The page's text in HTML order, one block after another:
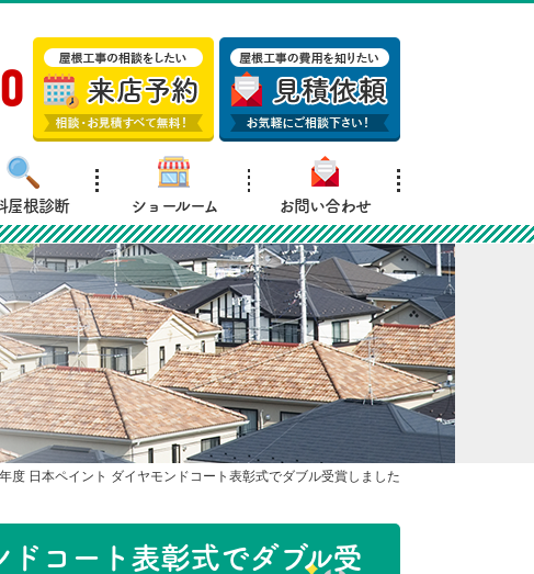
屋根診断 ショールーム お問い合わせ
度 日本ペイント ダイヤモンドコート表彰式でダブル受賞しました
コート表彰式でダブル受